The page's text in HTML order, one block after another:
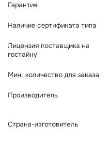
Гарантия
Наличие сертификата типа
Лицензия поставщика на
гостайну
Мин. количество для заказа
Производитель
Страна-изготовитель